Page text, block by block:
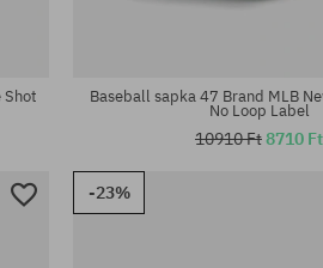
Shot Baseball sapka 47 Brand MLB
No Loop Label
10910 Ft8710 Ft
-23%